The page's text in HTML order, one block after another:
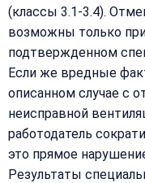
(классы 3.1-3.4).
возможны только
подтвержденном
Если же вредные
описанном случае с
неисправной
работодатель
это прямое
Результаты